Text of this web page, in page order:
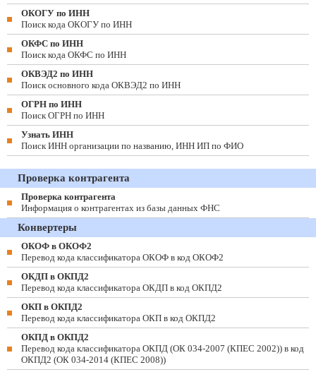
ОКОГУ по ИНН
Поиск кода ОКОГУ по ИНН
ОКФС по ИНН
Поиск кода ОКФС по ИНН
ОКВЭД2 по ИНН
Поиск основного кода ОКВЭД2 по ИНН
ОГРН по ИНН
Поиск ОГРН по ИНН
Узнать ИНН
Поиск ИНН организации по названию, ИНН ИП по ФИО
Проверка контрагента
Проверка контрагента
Информация о контрагентах из базы данных ФНС
Конвертеры
ОКОФ в ОКОФ2
Перевод кода классификатора ОКОФ в код ОКОФ2
ОКДП в ОКПД2
Перевод кода классификатора ОКДП в код ОКПД2
ОКП в ОКПД2
Перевод кода классификатора ОКП в код ОКПД2
ОКПД в ОКПД2
Перевод кода классификатора ОКПД (ОК 034-2007 (КПЕС 2002)) в код
ОКПД2 (ОК 034-2014 (КПЕС 2008))